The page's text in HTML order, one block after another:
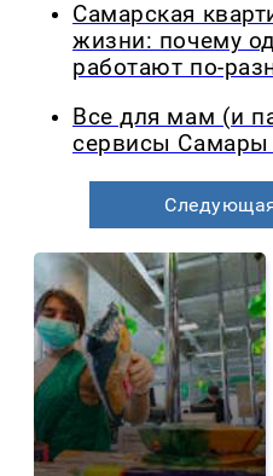
Самарская
жизни: почему
работают по-
Все для мам (и
сервисы Самары